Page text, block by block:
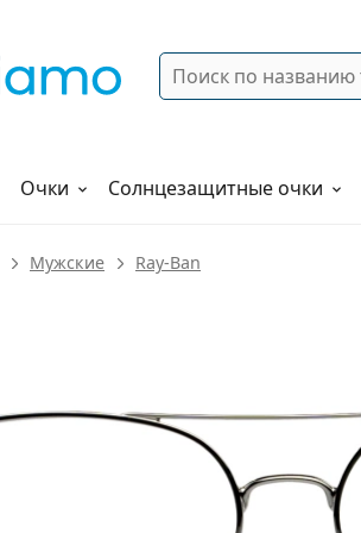
Поиск
Очки Солнцезащитные очки
Мужские Ray-Ban